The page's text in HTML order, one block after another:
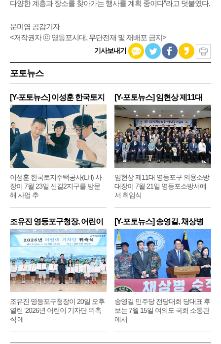
다양한 계층과 장소를 찾아가는 행사를 계획 중이다”라고 덧붙였다.
문미엽 공감기자
<저작권자 ⓒ 영등포시대, 무단전재 및 재배포 금지>
기사보내기
포토뉴스
[Y-포토뉴스] 이성훈 한국토지
주
이성훈 한국토지주택공사(LH) 사
장이 7월 23일 신길2지구를 방문
해 사업 추
[Y-포토뉴스] 임현상 제11대
영
임현상 제11대 영등포구 의용소방
대장이 7월 21일 영등포소방서에
서 취임식
조유진 영등포구청장, 어린이
기
조유진 영등포구청장이 20일 오후
열린 ‘2026년 어린이 기자단 위촉
식’에
[Y-포토뉴스] 송영길, 채상병
순
송영길 민주당 전당대회 당대표 후
보는 7월 15일 여의도 국회 소통관
에서